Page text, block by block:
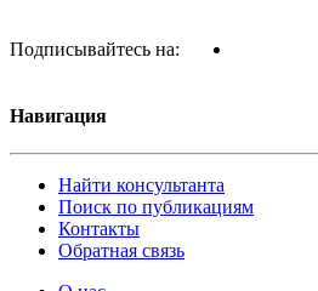
Подписывайтесь на:
Навигация
Найти консультанта
Поиск по публикациям
Контакты
Обратная связь